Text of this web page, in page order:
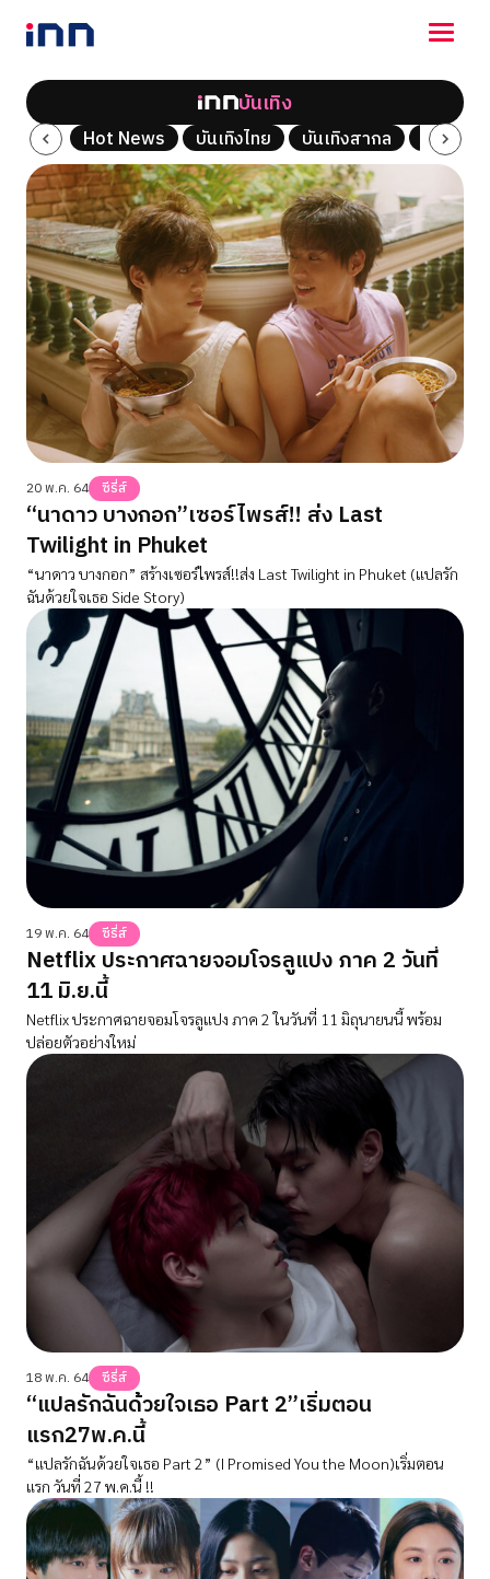
NEWS
ENTERTAINMENT
LIFESTYLE
HOROSCOPE
LOTTERY
VIDEO
ร่วมด้วยช่วยกัน
บันเทิง
ซีรี่ส์ Hot News บันเทิงไทย บันเทิงสากล เพลง
20 พ.ค. 64 ซีรี่ส์
“นาดาว บางกอก”เซอร์ไพรส์!! ส่ง Last
Twilight in Phuket
“นาดาว บางกอก” สร้างเซอร์ไพรส์!!ส่ง Last Twilight in Phuket (แปลรัก
ฉันด้วยใจเธอ Side Story)
19 พ.ค. 64 ซีรี่ส์
Netflix ประกาศฉายจอมโจรลูแปง ภาค 2 วันที่
11 มิ.ย.นี้
Netflix ประกาศฉายจอมโจรลูแปง ภาค 2 ในวันที่ 11 มิถุนายนนี้ พร้อม
ปล่อยตัวอย่างใหม่
18 พ.ค. 64 ซีรี่ส์
“แปลรักฉันด้วยใจเธอ Part 2”เริ่มตอน
แรก27พ.ค.นี้
“แปลรักฉันด้วยใจเธอ Part 2” (I Promised You the Moon)เริ่มตอน
แรก วันที่ 27 พ.ค.นี้ !!